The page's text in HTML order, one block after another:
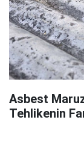
Asbest
Tehlikenin